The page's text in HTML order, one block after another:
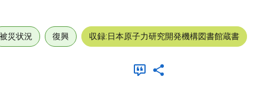
被災状況 復興 収録:日本原子力研究開発機構図書館蔵書